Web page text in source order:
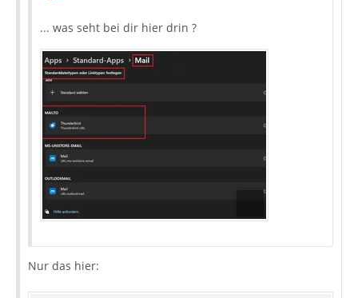
... was seht bei dir hier drin ?
Nur das hier: